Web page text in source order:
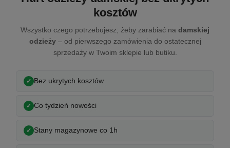
kosztów
Wszystko czego potrzebujesz, żeby zarabiać na damskiej
odzieży– od pierwszego zamówienia do ostatecznej
sprzedaży w Twoim sklepie lub butiku.
Bez ukrytych kosztów
Co tydzień nowości
Stany magazynowe co 1h